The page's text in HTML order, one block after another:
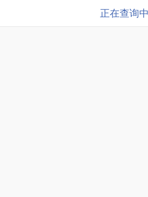
正在查询中